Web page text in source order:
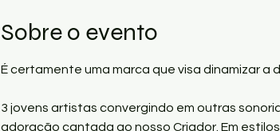
Sobre o evento
É certamente uma marca que visa dinamizar a
3 jovens artistas convergindo em outras
adoração cantada ao nosso Criador. Em